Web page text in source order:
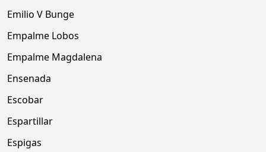
Emilio V Bunge
Empalme Lobos
Empalme Magdalena
Ensenada
Escobar
Espartillar
Espigas